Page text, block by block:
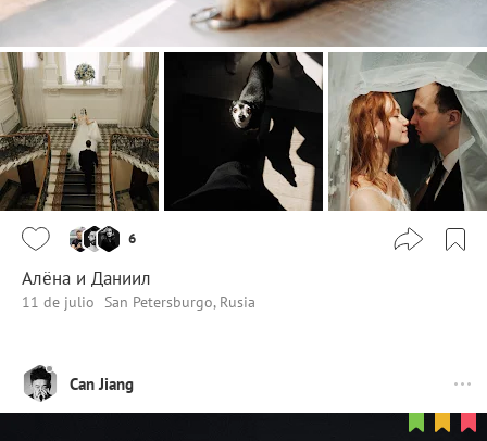
6
Алёна и Даниил
11 de julio San Petersburgo, Rusia
Can Jiang